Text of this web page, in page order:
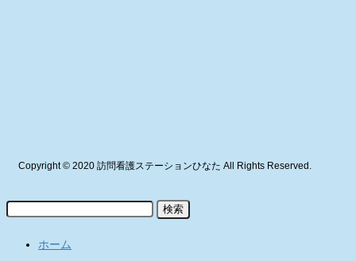
Copyright © 2020 訪問看護ステーションひなた All Rights Reserved.
検
索:
ホーム